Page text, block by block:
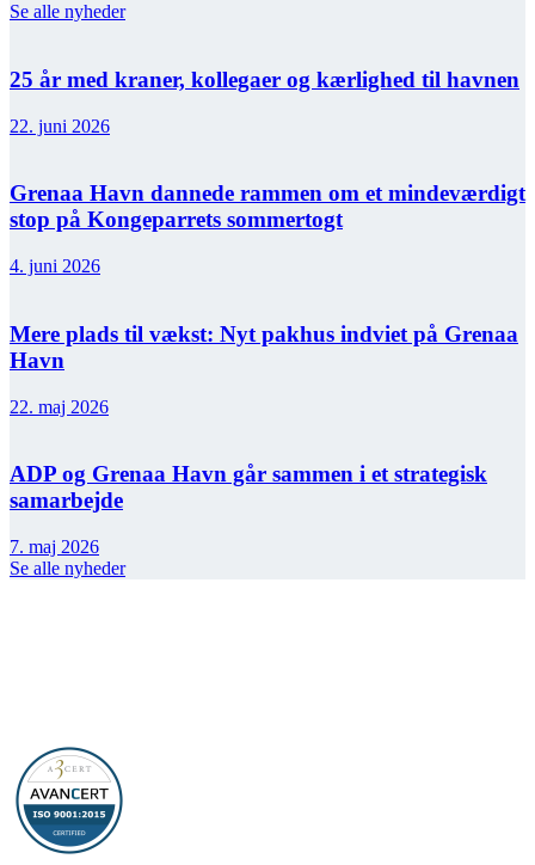
Se alle nyheder
25 år med kraner, kollegaer og kærlighed til havnen
22. juni 2026
Grenaa Havn dannede rammen om et mindeværdigt
stop på Kongeparrets sommertogt
4. juni 2026
Mere plads til vækst: Nyt pakhus indviet på Grenaa
Havn
22. maj 2026
ADP og Grenaa Havn går sammen i et strategisk
samarbejde
7. maj 2026
Se alle nyheder